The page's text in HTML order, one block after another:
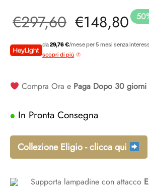
50
€297,60 Il prezzo
originale
€148,80Il
da29,76 €/mese per 5 mesi senza
scopri di più
Compra Ora e Paga Dopo 30 giorni
In Pronta Consegna
Collezione Eligio - clicca qui
Supporta lampadine con attacco
a sospensione vetro
a gabbia